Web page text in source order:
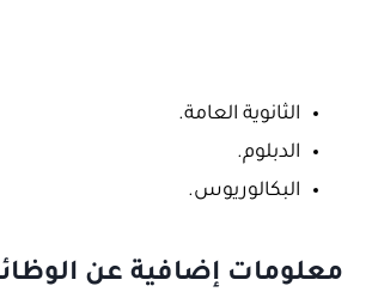
الثانوية العامة.
الدبلوم.
البكالوريوس.
معلومات إضافية عن